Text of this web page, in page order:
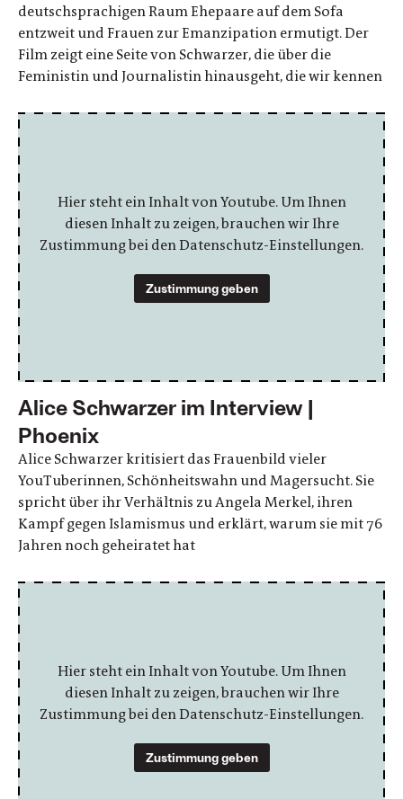
deutschsprachigen Raum Ehepaare auf dem Sofa
entzweit und Frauen zur Emanzipation ermutigt. Der
Film zeigt eine Seite von Schwarzer, die über die
Feministin und Journalistin hinausgeht, die wir kennen
Hier steht ein Inhalt von Youtube. Um Ihnen
diesen Inhalt zu zeigen, brauchen wir Ihre
Zustimmung bei den Datenschutz-Einstellungen.
Zustimmung geben
Alice Schwarzer im Interview |
Phoenix
Alice Schwarzer kritisiert das Frauenbild vieler
YouTuberinnen, Schönheitswahn und Magersucht. Sie
spricht über ihr Verhältnis zu Angela Merkel, ihren
Kampf gegen Islamismus und erklärt, warum sie mit 76
Jahren noch geheiratet hat
Hier steht ein Inhalt von Youtube. Um Ihnen
diesen Inhalt zu zeigen, brauchen wir Ihre
Zustimmung bei den Datenschutz-Einstellungen.
Zustimmung geben